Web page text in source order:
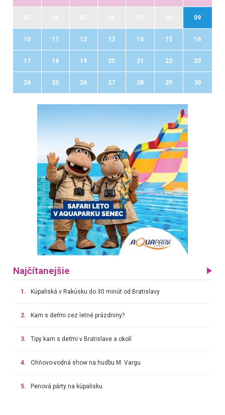
09
10 11 12 13 14 15 16
17 18 19 20 21 22 23
24 25 26 27 28 29 30
Najčítanejšie
1. Kúpaliská v Rakúsku do 30 minút od Bratislavy
2. Kam s deťmi cez letné prázdniny?
3. Tipy kam s deťmi v Bratislave a okolí
4. Ohňovo-vodná show na hudbu M. Vargu
5. Penová párty na kúpalisku